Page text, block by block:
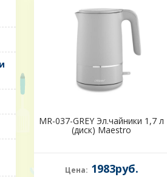
MR-037-GREY Эл.чайники 1,7 л
(диск) Maestro
Цена: 1983руб.